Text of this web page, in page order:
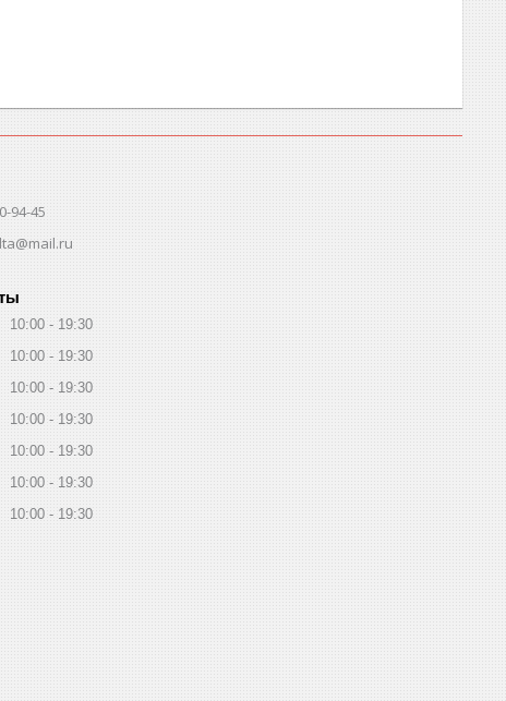
94-45
10:00
19:30
10:00
19:30
10:00
19:30
10:00
19:30
10:00
19:30
10:00
19:30
10:00 19:30